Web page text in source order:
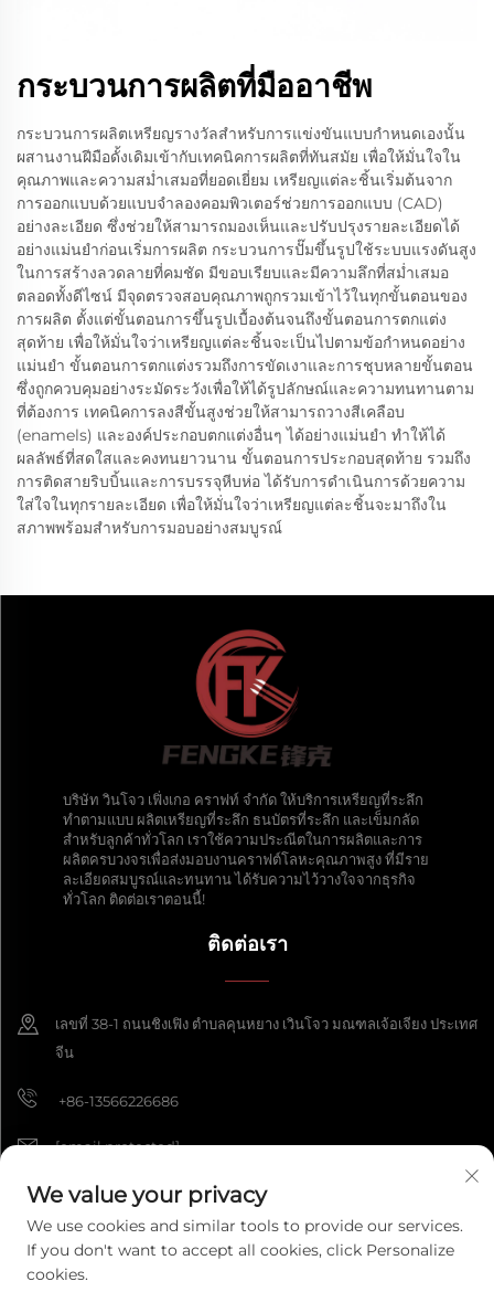
กระบวนการผลิตที่มืออาชีพ
กระบวนการผลิตเหรียญรางวัลสำหรับการแข่งขันแบบกำหนดเองนั้น
ผสานงานฝีมือดั้งเดิมเข้ากับเทคนิคการผลิตที่ทันสมัย เพื่อให้มั่นใจใน
คุณภาพและความสม่ำเสมอที่ยอดเยี่ยม เหรียญแต่ละชิ้นเริ่มต้นจาก
การออกแบบด้วยแบบจำลองคอมพิวเตอร์ช่วยการออกแบบ (CAD)
อย่างละเอียด ซึ่งช่วยให้สามารถมองเห็นและปรับปรุงรายละเอียดได้
อย่างแม่นยำก่อนเริ่มการผลิต กระบวนการปั๊มขึ้นรูปใช้ระบบแรงดันสูง
ในการสร้างลวดลายที่คมชัด มีขอบเรียบและมีความลึกที่สม่ำเสมอ
ตลอดทั้งดีไซน์ มีจุดตรวจสอบคุณภาพถูกรวมเข้าไว้ในทุกขั้นตอนของ
การผลิต ตั้งแต่ขั้นตอนการขึ้นรูปเบื้องต้นจนถึงขั้นตอนการตกแต่ง
สุดท้าย เพื่อให้มั่นใจว่าเหรียญแต่ละชิ้นจะเป็นไปตามข้อกำหนดอย่าง
แม่นยำ ขั้นตอนการตกแต่งรวมถึงการขัดเงาและการชุบหลายขั้นตอน
ซึ่งถูกควบคุมอย่างระมัดระวังเพื่อให้ได้รูปลักษณ์และความทนทานตาม
ที่ต้องการ เทคนิคการลงสีขั้นสูงช่วยให้สามารถวางสีเคลือบ
(enamels) และองค์ประกอบตกแต่งอื่นๆ ได้อย่างแม่นยำ ทำให้ได้
ผลลัพธ์ที่สดใสและคงทนยาวนาน ขั้นตอนการประกอบสุดท้าย รวมถึง
การติดสายริบบิ้นและการบรรจุหีบห่อ ได้รับการดำเนินการด้วยความ
ใส่ใจในทุกรายละเอียด เพื่อให้มั่นใจว่าเหรียญแต่ละชิ้นจะมาถึงใน
สภาพพร้อมสำหรับการมอบอย่างสมบูรณ์
บริษัท วินโจว เฟิ่งเกอ คราฟท์ จำกัด ให้บริการเหรียญที่ระลึก
ทำตามแบบ ผลิตเหรียญที่ระลึก ธนบัตรที่ระลึก และเข็มกลัด
สำหรับลูกค้าทั่วโลก เราใช้ความประณีตในการผลิตและการ
ผลิตครบวงจรเพื่อส่งมอบงานคราฟต์โลหะคุณภาพสูง ที่มีราย
ละเอียดสมบูรณ์และทนทาน ได้รับความไว้วางใจจากธุรกิจ
ทั่วโลก ติดต่อเราตอนนี้!
ติดต่อเรา
เลขที่ 38-1 ถนนชิงเฟิง ตำบลคุนหยาง เวินโจว มณฑลเจ้อเจียง ประเทศ
จีน
+86-13566226686
[email protected]
สงวนลิขสิทธิ์ © 2025 บริษัท หัตถกรรมเฟิงเกอเหวินโจว จำกัด สงวนลิขสิทธิ์ทุก
ประการ นโยบายความเป็นส่วนตัว
We value your privacy
We use cookies and similar tools to provide our services.
If you don't want to accept all cookies, click Personalize
cookies.